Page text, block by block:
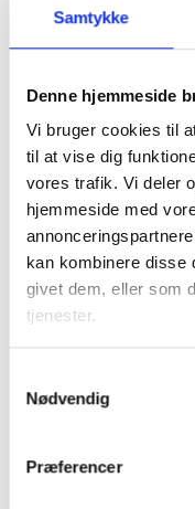
Samtykke
Denne hjemmeside
Vi bruger cookies til
til at vise dig
vores trafik. Vi deler
hjemmeside med
kan kombinere disse
givet dem, eller som
tjenester.
Nødvendig
Præferencer
Vores billige
nedsætter
nedsætter den ikke
store partikler som
bruge masken på
offentlig transport
problemer, bør du
Brug altid
information om
former for
mundbind. Det kan
bruge mundbindet
medmennesker.